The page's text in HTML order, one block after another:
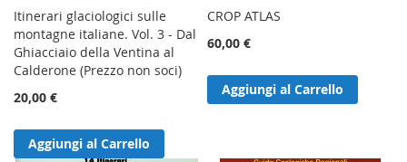
Itinerari glaciologici sulle
montagne italiane. Vol. 3 - Dal
Ghiacciaio della Ventina al
Calderone (Prezzo non soci)
20,00 €
Aggiungi al Carrello
CROP ATLAS
60,00 €
Aggiungi al Carrello